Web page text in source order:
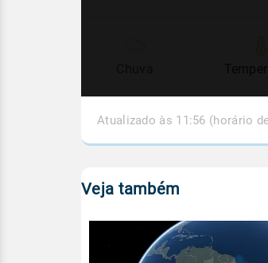
Atualizado às 11:56 (horário
Veja também